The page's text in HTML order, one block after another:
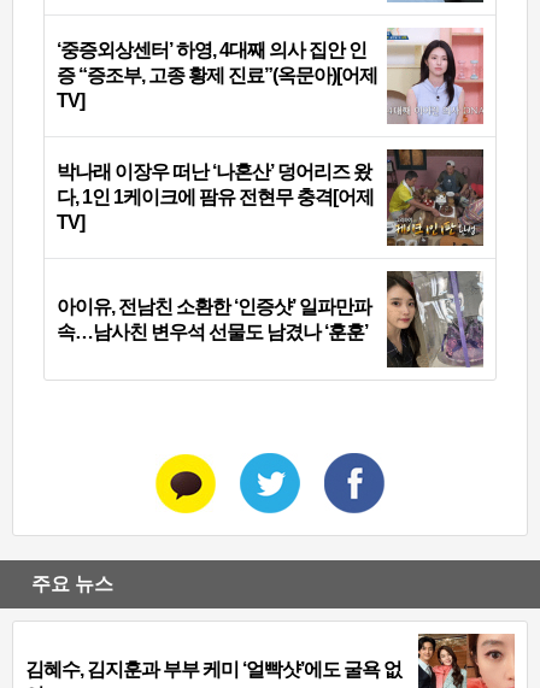
‘중증외상센터’ 하영, 4대째 의사 집안 인
증 “증조부, 고종 황제 진료”(옥문아)[어제
TV]
박나래 이장우 떠난 ‘나혼산’ 덩어리즈 왔
다, 1인 1케이크에 팜유 전현무 충격[어제
TV]
아이유, 전남친 소환한 ‘인증샷’ 일파만파
속…남사친 변우석 선물도 남겼나 ‘훈훈’
주요 뉴스
김혜수, 김지훈과 부부 케미 ‘얼빡샷’에도 굴욕 없